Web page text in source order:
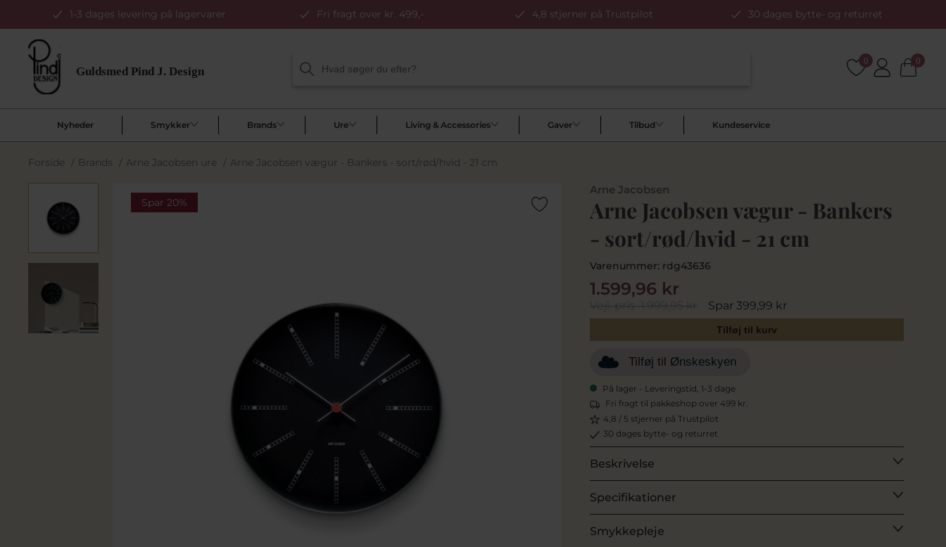
1-3 dages levering på lagervarer Fri fragt over kr. 499,- 4,8 stjerner på Trustpilot 30 dages bytte- og returret
0 0
Nyheder Smykker Brands Ure Living & Accessories Gaver Tilbud Kundeservice
Forside / Brands / Arne Jacobsen ure / Arne Jacobsen vægur - Bankers - sort/rød/hvid - 21 cm
Spar 20%
Arne Jacobsen
Arne Jacobsen vægur - Bankers
- sort/rød/hvid - 21 cm
Varenummer: rdg43636
Vejl. pris1.999,95 kr Spar 399,99 kr
1.599,96 kr
Tilføj til kurv
Tilføj til Ønskeskyen
På lager - Leveringstid, 1-3 dage
Fri fragt til pakkeshop over 499 kr.
4,8 / 5 stjerner på Trustpilot
30 dages bytte- og returret
Beskrivelse
Specifikationer
Smykkepleje